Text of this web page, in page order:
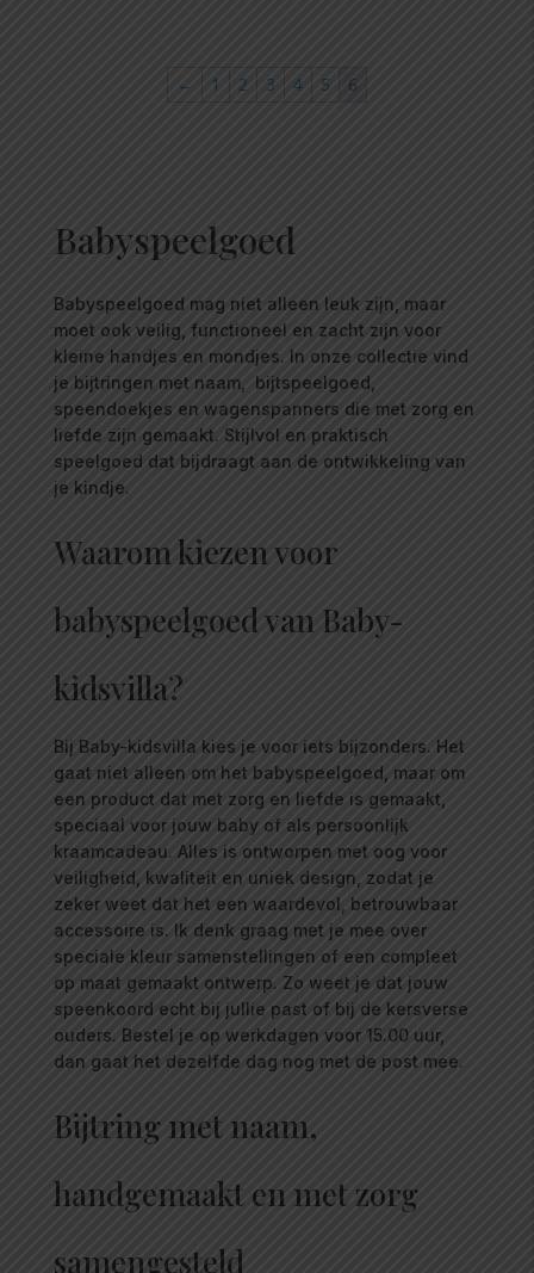
← 1 2 3 4 5 6
Babyspeelgoed
Babyspeelgoed mag niet alleen leuk zijn, maar
moet ook veilig, functioneel en zacht zijn voor
kleine handjes en mondjes. In onze collectie vind
je bijtringen met naam, bijtspeelgoed,
speendoekjes en wagenspanners die met zorg en
liefde zijn gemaakt. Stijlvol en praktisch
speelgoed dat bijdraagt aan de ontwikkeling van
je kindje.
Waarom kiezen voor
babyspeelgoed van Baby-
kidsvilla?
Bij Baby-kidsvilla kies je voor iets bijzonders. Het
gaat niet alleen om het babyspeelgoed, maar om
een product dat met zorg en liefde is gemaakt,
speciaal voor jouw baby of als persoonlijk
kraamcadeau. Alles is ontworpen met oog voor
veiligheid, kwaliteit en uniek design, zodat je
zeker weet dat het een waardevol, betrouwbaar
accessoire is. Ik denk graag met je mee over
speciale kleur samenstellingen of een compleet
op maat gemaakt ontwerp. Zo weet je dat jouw
speenkoord echt bij jullie past of bij de kersverse
ouders. Bestel je op werkdagen voor 15.00 uur,
dan gaat het dezelfde dag nog met de post mee.
Bijtring met naam,
handgemaakt en met zorg
samengesteld